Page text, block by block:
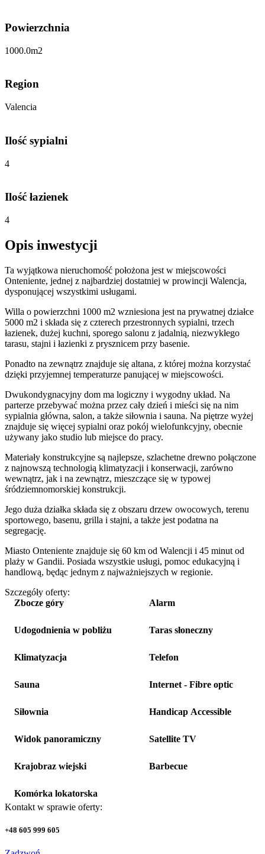
Powierzchnia
1000.0m2
Region
Valencia
Ilość sypialni
4
Ilość łazienek
4
Opis inwestycji
Ta wyjątkowa nieruchomość położona jest w miejscowości
Onteniente, jednej z najbardziej dostatniej w prowincji Walencja,
dysponującej wszystkimi usługami.
Willa o powierzchni 1000 m2 wzniesiona jest na prywatnej działce
5000 m2 i składa się z czterech przestronnych sypialni, trzech
łazienek, dużej kuchni, sporego salonu z jadalnią, niezwykłego
tarasu, stajni i łazienki z prysznicem przy basenie.
Ponadto na zewnątrz znajduje się altana, z której można korzystać
dzięki przyjemnej temperaturze panującej w miejscowości.
Dwukondygnacyjny dom ma logiczny i wygodny układ. Na
parterze przebywać można przez cały dzień i mieści się na nim
sypialnia główna, salon, a także siłownia i sauna. Na piętrze wyżej
znajduje się więcej sypialni oraz pokój wielofunkcyjny, obecnie
używany jako studio lub miejsce do pracy.
Materiały konstrukcyjne są najlepsze, szlachetne drewno połączone
z najnowszą technologią klimatyzacji i konserwacji, zarówno
wewnątrz, jak i na zewnątrz, mieszczące się w typowej
śródziemnomorskiej konstrukcji.
Jego duża działka składa się z obszaru drzew owocowych, terenu
sportowego, basenu, grilla i stajni, a także jest podatna na
segregację.
Miasto Onteniente znajduje się 60 km od Walencji i 45 minut od
plaży w Gandii. Posiada wszystkie usługi, pomoc edukacyjną i
handlową, będąc jednym z najważniejszych w regionie.
Szczegóły oferty:
Zbocze góry
Udogodnienia w pobliżu
Klimatyzacja
Sauna
Siłownia
Widok panoramiczny
Krajobraz wiejski
Komórka lokatorska
Alarm
Taras słoneczny
Telefon
Internet - Fibre optic
Handicap Accessible
Satellite TV
Barbecue
Kontakt w sprawie oferty:
+48 605 999 605